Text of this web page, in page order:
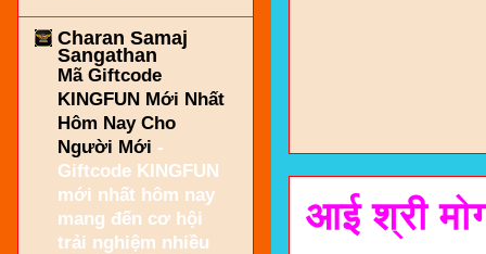
आई श्री
Charan Samaj
Sangathan
Mã Giftcode
KINGFUN Mới Nhất
Hôm Nay Cho
Người Mới -
Giftcode KINGFUN
mới nhất hôm nay
mang đến cơ hội
trải nghiệm nhiều